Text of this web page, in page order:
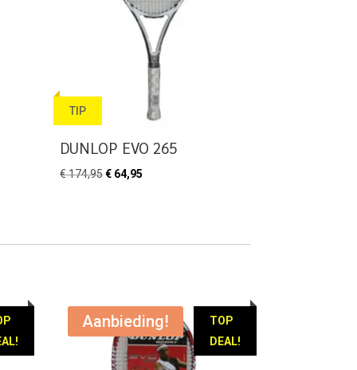
TIP
DUNLOP EVO 265
€174,95Oorspronkelijke
€ 64,95
TOP
DEAL!
Aanbieding!